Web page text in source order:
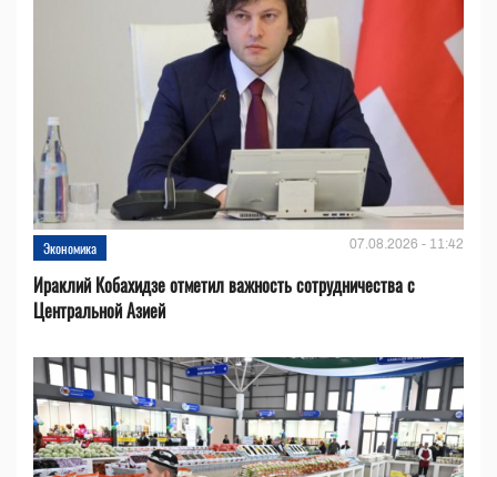
Экономика 07.08.2026 - 11:42
Ираклий Кобахидзе отметил важность сотрудничества с
Центральной Азией